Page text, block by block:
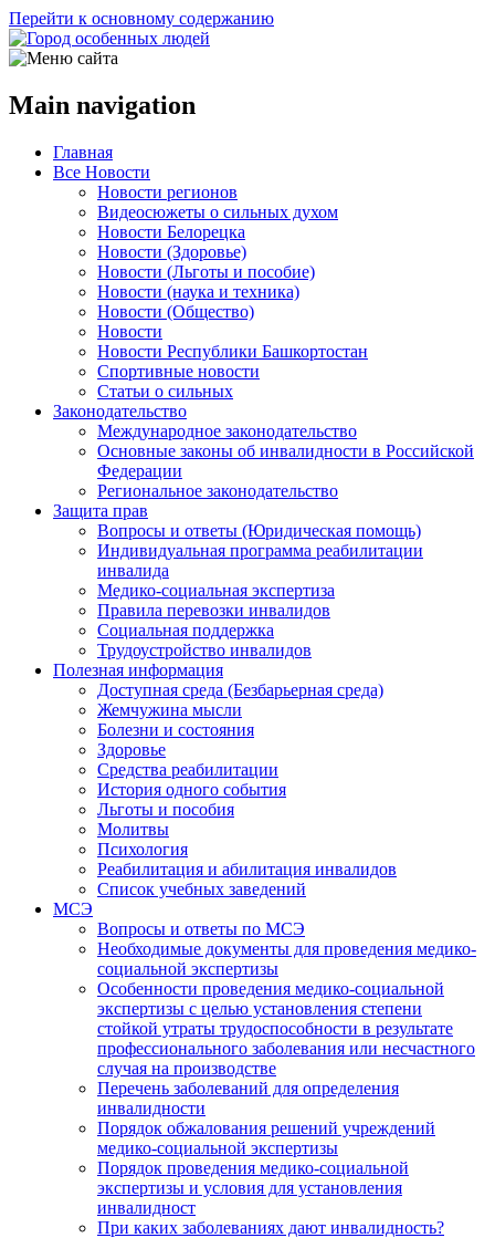
Перейти к основному содержанию
Main navigation
Главная
Все Новости
Новости регионов
Видеосюжеты о сильных духом
Новости Белорецка
Новости (Здоровье)
Новости (Льготы и пособие)
Новости (наука и техника)
Новости (Общество)
Новости
Новости Республики Башкортостан
Спортивные новости
Статьи о сильных
Законодательство
Международное законодательство
Основные законы об инвалидности в Российской
Федерации
Региональное законодательство
Защита прав
Вопросы и ответы (Юридическая помощь)
Индивидуальная программа реабилитации
инвалида
Медико-социальная экспертиза
Правила перевозки инвалидов
Социальная поддержка
Трудоустройство инвалидов
Полезная информация
Доступная среда (Безбарьерная среда)
Жемчужина мысли
Болезни и состояния
Здоровье
Средства реабилитации
История одного события
Льготы и пособия
Молитвы
Психология
Реабилитация и абилитация инвалидов
Список учебных заведений
МСЭ
Вопросы и ответы по МСЭ
Необходимые документы для проведения медико-
социальной экспертизы
Особенности проведения медико-социальной
экспертизы с целью установления степени
стойкой утраты трудоспособности в результате
профессионального заболевания или несчастного
случая на производстве
Перечень заболеваний для определения
инвалидности
Порядок обжалования решений учреждений
медико-социальной экспертизы
Порядок проведения медико-социальной
экспертизы и условия для установления
инвалидност
При каких заболеваниях дают инвалидность?